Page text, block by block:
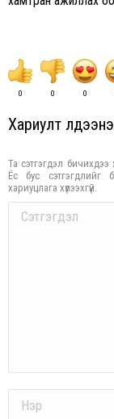
0 0 0
Хариулт үлдээнэ үү
Та сэтгэгдэл бичихдээ
Ёс бус сэтгэгдлийг
хариуцлага хүлээхгүй.
Comment